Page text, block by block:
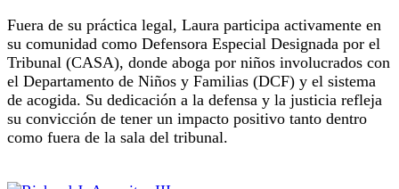
Fuera de su práctica legal, Laura participa activamente en
su comunidad como Defensora Especial Designada por el
Tribunal (CASA), donde aboga por niños involucrados con
el Departamento de Niños y Familias (DCF) y el sistema
de acogida. Su dedicación a la defensa y la justicia refleja
su convicción de tener un impacto positivo tanto dentro
como fuera de la sala del tribunal.